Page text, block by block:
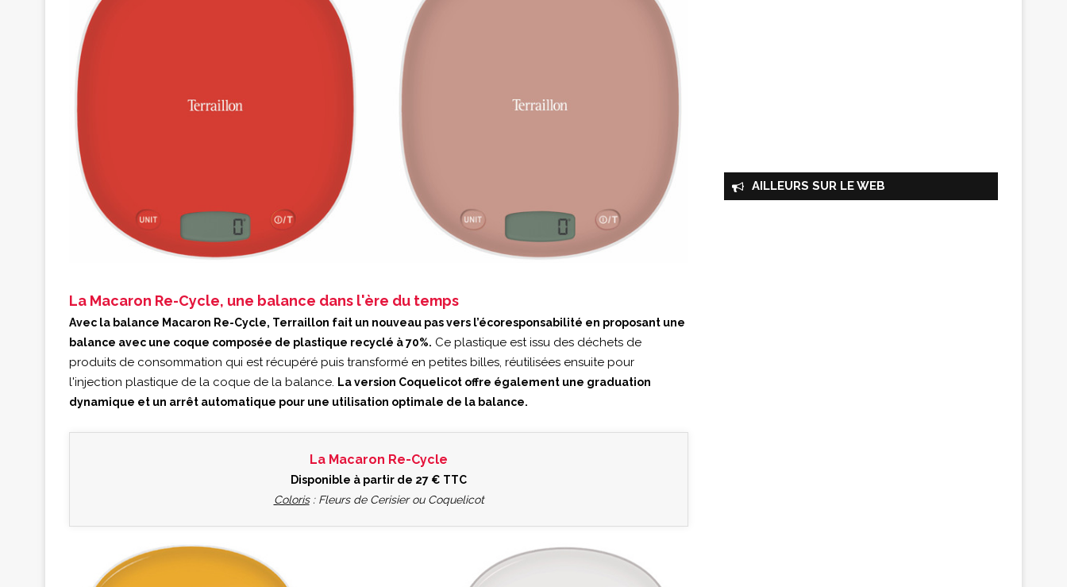
La Macaron Re-Cycle, une balance dans l'ère du temps
Avec la balance Macaron Re-Cycle, Terraillon fait un nouveau pas vers l’écoresponsabilité en proposant une
balance avec une coque composée de plastique recyclé à 70%. Ce plastique est issu des déchets de
produits de consommation qui est récupéré puis transformé en petites billes, réutilisées ensuite pour
l'injection plastique de la coque de la balance. La version Coquelicot offre également une graduation
dynamique et un arrêt automatique pour une utilisation optimale de la balance.
La Macaron Re-Cycle
Disponible à partir de 27 € TTC
Coloris: Fleurs de Cerisier ou Coquelicot
AILLEURS SUR LE WEB